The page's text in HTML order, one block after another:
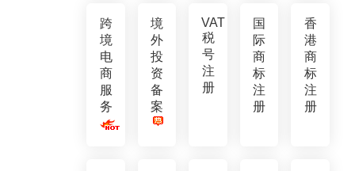
跨
境
电
商
服
务
境
外
投
资
备
案
VAT
税
号
注
册
国
际
商
标
注
册
香
港
商
标
注
册